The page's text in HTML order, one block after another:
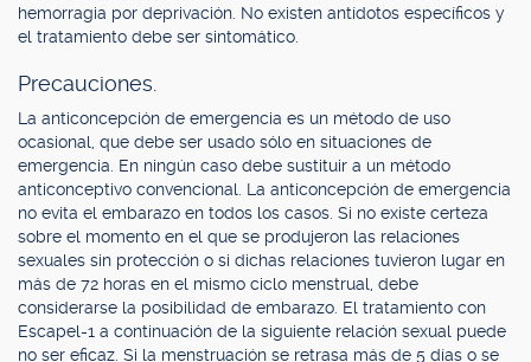
hemorragia por deprivación. No existen antídotos específicos y
el tratamiento debe ser sintomático.
Precauciones.
La anticoncepción de emergencia es un método de uso
ocasional, que debe ser usado sólo en situaciones de
emergencia. En ningún caso debe sustituir a un método
anticonceptivo convencional. La anticoncepción de emergencia
no evita el embarazo en todos los casos. Si no existe certeza
sobre el momento en el que se produjeron las relaciones
sexuales sin protección o si dichas relaciones tuvieron lugar en
más de 72 horas en el mismo ciclo menstrual, debe
considerarse la posibilidad de embarazo. El tratamiento con
Escapel-1 a continuación de la siguiente relación sexual puede
no ser eficaz. Si la menstruación se retrasa más de 5 días o se